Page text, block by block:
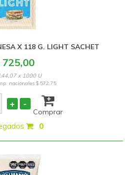
X 118 G. LIGHT SACHET
725,00
x 1000 U
nacionales $ 572,75
+ -
Comprar
: 0